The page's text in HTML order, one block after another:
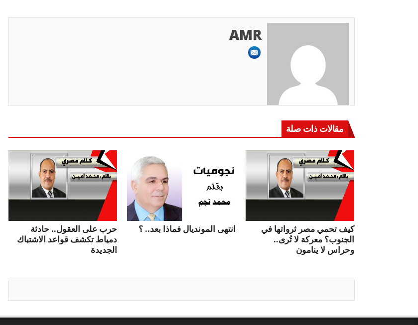
AMR
مقالات ذات صلة
حرب على العقول.. حادثة
دمياط تكشف قواعد الاشتباك
الجديدة
انتهى المونديال فماذا بعد.. ؟
كيف تحمي مصر ثرواتها في
الجنوب؟ معركة لا تُرى..
وحراس لا ينامون